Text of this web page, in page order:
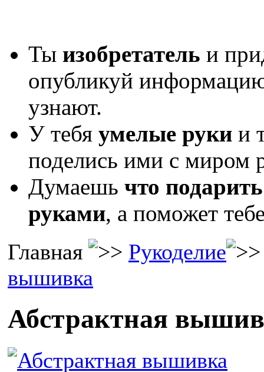
Ты изобретатель и
опубликуй
узнают.
У тебя умелые руки и
поделись ими с миром
Думаешь что
руками, а поможет
Главная
Рукоделие
вышивка
Абстрактная